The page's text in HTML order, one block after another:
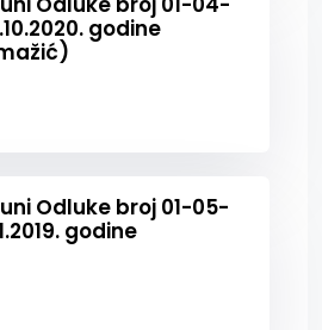
godine
Odluke broj 01-05-
godine